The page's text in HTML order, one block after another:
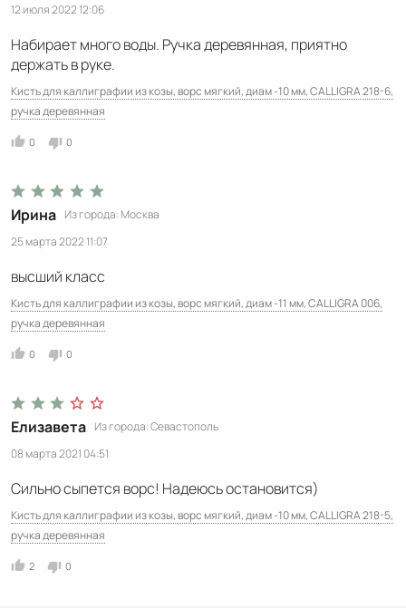
12 июля 2022 12:06
Набирает много воды. Ручка деревянная, приятно
держать в руке.
Кисть для каллиграфии из козы, ворс мягкий, диам -10 мм, CALLIGRA 218-6,
ручка деревянная
0 0
Ирина Из города Москва
25 марта 2022 11:07
высший класс
Кисть для каллиграфии из козы, ворс мягкий, диам -11 мм, CALLIGRA 006,
ручка деревянная
0 0
Елизавета Из города Севастополь
08 марта 2021 04:51
Сильно сыпется ворс! Надеюсь остановится)
Кисть для каллиграфии из козы, ворс мягкий, диам -10 мм, CALLIGRA 218-5,
ручка деревянная
2 0